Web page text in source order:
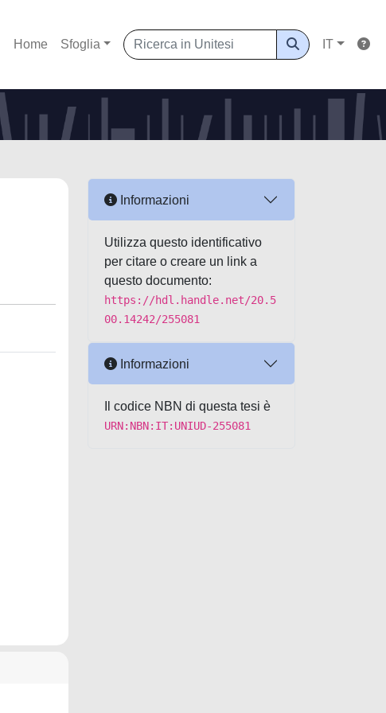
Home Sfoglia IT
Informazioni
Utilizza questo identificativo
per citare o creare un link a
questo documento:
https://hdl.handle.net/20.5
00.14242/255081
Informazioni
Il codice NBN di questa tesi è
URN:NBN:IT:UNIUD-255081